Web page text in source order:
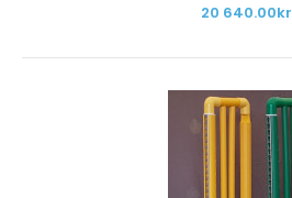
OBEHANDLADE
14
20 640.00kr